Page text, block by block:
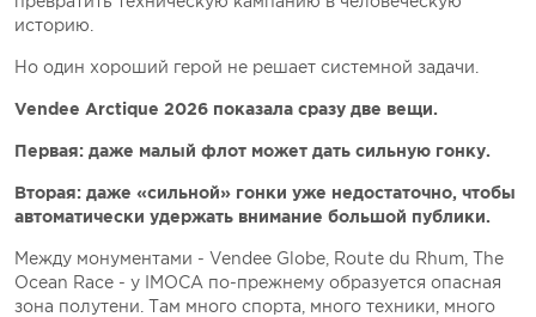
историю.
Но один хороший герой не решает системной задачи.
Vendеe Arctique 2026 показала сразу две вещи.
Первая: даже малый флот может дать сильную гонку.
Вторая: даже «сильной» гонки уже недостаточно, чтобы
автоматически удержать внимание большой публики.
Между монументами - Vendеe Globe, Route du Rhum, The
Ocean Race - у IMOCA по-прежнему образуется опасная
зона полутени. Там много спорта, много техники, много